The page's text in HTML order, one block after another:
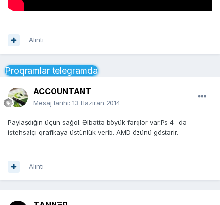
Alıntı
Proqramlar telegramda
ACCOUNTANT
Mesaj tarihi: 13 Haziran 2014
Paylaşdığın üçün sağol. Əlbəttə böyük fərqlər var.Ps 4- də
istehsalçı qrafikaya üstünlük verib. AMD özünü göstərir.
Alıntı